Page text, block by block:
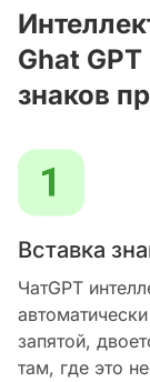
Ghat
знаков
Вставка
ЧатGPT
запятой,
там, где это